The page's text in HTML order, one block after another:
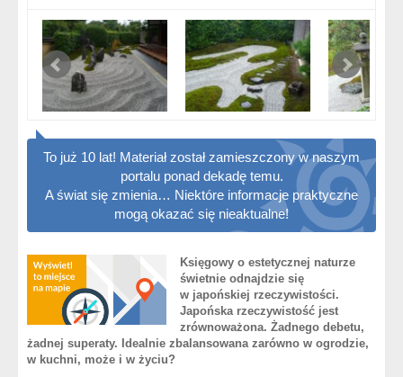
To już 10 lat! Materiał został zamieszczony w naszym
portalu ponad dekadę temu.
A świat się zmienia… Niektóre informacje praktyczne
mogą okazać się nieaktualne!
Księgowy o estetycznej naturze
świetnie odnajdzie się
w japońskiej rzeczywistości.
Japońska rzeczywistość jest
zrównoważona. Żadnego debetu,
żadnej superaty. Idealnie zbalansowana zarówno w ogrodzie,
w kuchni, może i w życiu?